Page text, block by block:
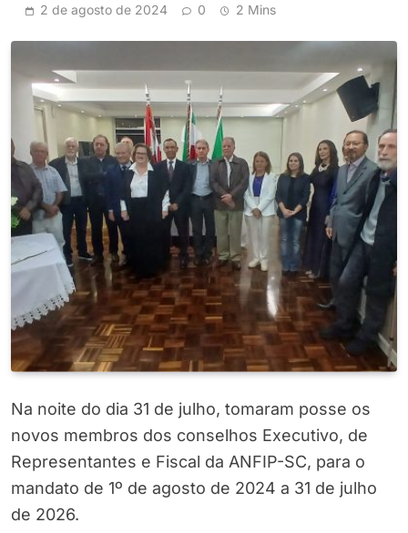
2 de agosto de 2024 0 2 Mins
Na noite do dia 31 de julho, tomaram posse os
novos membros dos conselhos Executivo, de
Representantes e Fiscal da ANFIP-SC, para o
mandato de 1º de agosto de 2024 a 31 de julho
de 2026.